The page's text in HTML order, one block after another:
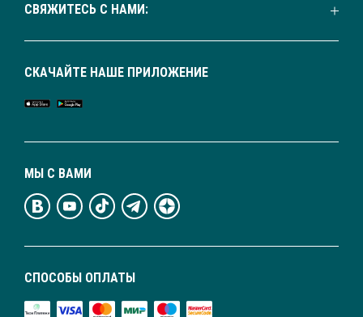
СВЯЖИТЕСЬ С НАМИ:
СПОСОБЫ ОПЛАТЫ
МЫ С ВАМИ
СКАЧАЙТЕ НАШЕ ПРИЛОЖЕНИЕ